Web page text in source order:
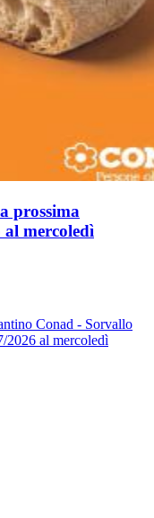
prossima
mercoledì
Conad - Sorvallo
2026 al mercoledì